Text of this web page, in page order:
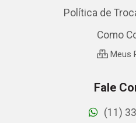
Política de
Como
Meus
Fale
(11)